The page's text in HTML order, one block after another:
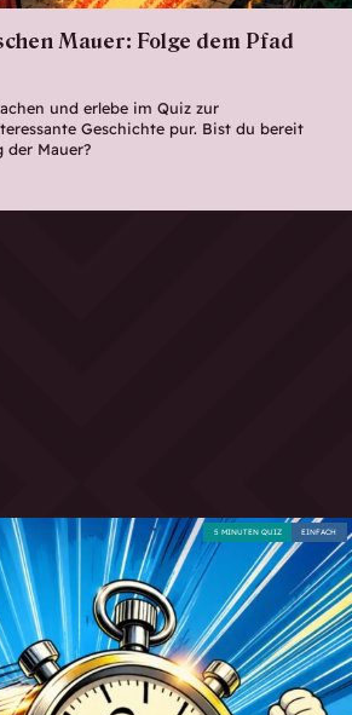
Mauer: Folge dem Pfad
und erlebe im Quiz zur
Geschichte pur. Bist du bereit
der Mauer?
EINFACH
5 MINUTEN QUIZ